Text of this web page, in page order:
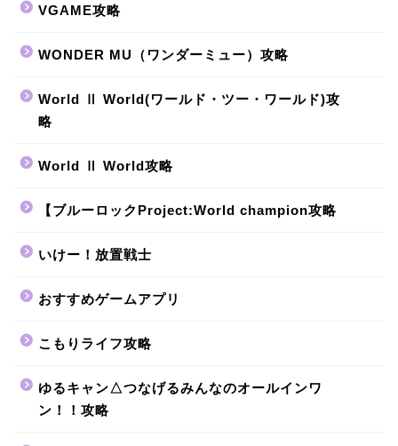
VGAME攻略
WONDER MU（ワンダーミュー）攻略
World Ⅱ World(ワールド・ツー・ワールド)攻
略
World Ⅱ World攻略
【ブルーロックProject:World champion攻略
いけー！放置戦士
おすすめゲームアプリ
こもりライフ攻略
ゆるキャン△つなげるみんなのオールインワ
ン！！攻略